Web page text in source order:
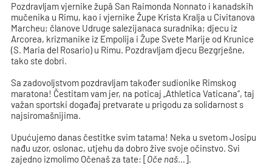
Pozdravljam vjernike župâ San Raimonda Nonnato i kanadskih
mučenika u Rimu, kao i vjernike Župe Krista Kralja u Civitanova
Marcheu; članove Udruge salezijanaca suradnika; djecu iz
Arcorea, krizmanike iz Empolija i Župe Svete Marije od Krunice
(S. Maria del Rosario) u Rimu. Pozdravljam djecu Bezgrješne,
tako ste dobri.
Sa zadovoljstvom pozdravljam također sudionike Rimskog
maratona! Čestitam vam jer, na poticaj „Athletica Vaticana“, taj
važan sportski događaj pretvarate u prigodu za solidarnost s
najsiromašnijima.
Upućujemo danas čestitke svim tatama! Neka u svetom Josipu
nađu uzor, oslonac, utjehu da dobro žive svoje očinstvo. Svi
zajedno izmolimo Očenaš za tate: [Oče naš…].